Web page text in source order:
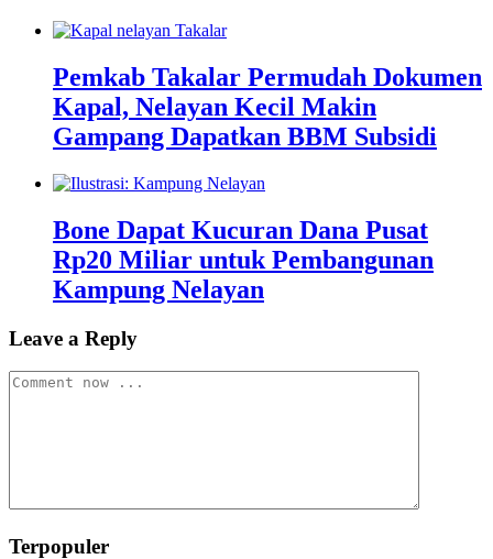
Pemkab Takalar Permudah Dokumen
Kapal, Nelayan Kecil Makin
Gampang Dapatkan BBM Subsidi
Bone Dapat Kucuran Dana Pusat
Rp20 Miliar untuk Pembangunan
Kampung Nelayan
Leave a Reply
Terpopuler